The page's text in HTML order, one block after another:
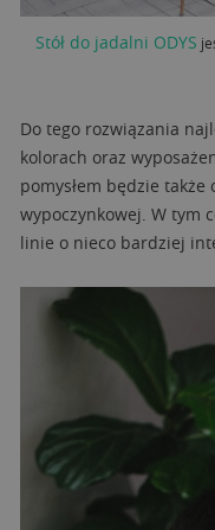
Stół do jadalni ODYS
Do tego rozwiązania
kolorach oraz
pomysłem będzie
wypoczynkowej. W tym
linie o nieco bardziej